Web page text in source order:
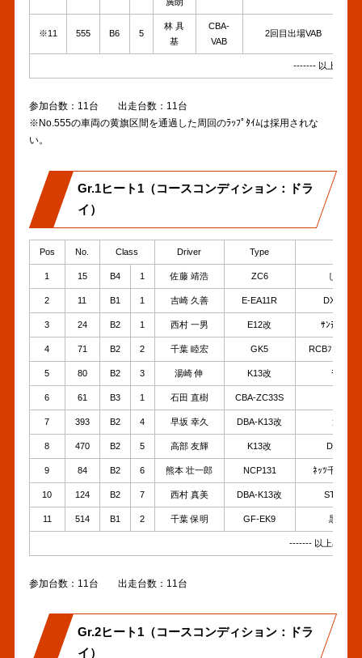
※11 555 B6 5
林 具
基
CBA-
VAB
2回目出場VAB
------- 以上出走
参加台数：11台 出走台数：11台
※No.555の車両の黄旗区間を通過した周回のﾗｯﾌﾟﾀｲﾑは採用されな
い。
Gr.1ヒート1（コースコンディション：ドラ
イ）
Pos No. Class Driver Type
1 15 B4 1 佐藤 靖浩 ZC6 しろう
2 11 B1 1 吉崎 久善 E-EA11R DXLｶﾌﾟ
3 24 B2 1 西村 一男 E12改 ｻﾝﾃｯｸ
4 71 B2 2 千葉 睦宏 GK5 RCBﾌｨｯﾄ に
5 80 B2 3 湯崎 伸 K13改 ﾓｰｽﾎﾟ
6 61 B3 1 石田 直樹 CBA-ZC33S
7 393 B2 4 早坂 幸久 DBA-K13改 過走行
8 470 B2 5 高部 友輝 K13改 DXL 黒
9 84 B2 6 熊本 壮一郎 NCP131 ﾈｯﾂ千葉ｼｭﾎ
10 124 B2 7 西村 真美 DBA-K13改 ST/NPC
11 514 B1 2 千葉 保明 GF-EK9 黒いﾐﾗ
------- 以上出走
参加台数：11台 出走台数：11台
Gr.2ヒート1（コースコンディション：ドラ
イ）